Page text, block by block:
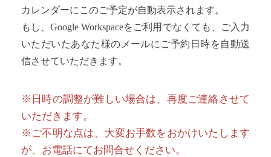
カレンダーにこのご予定が自動表示されます。
もし、Google Workspaceをご利用でなくても、ご入力
いただいたあなた様のメールにご予約日時を自動送
信させていただきます。
※日時の調整が難しい場合は、再度ご連絡させて
いただきます。
※ご不明な点は、大変お手数をおかけいたします
が、お電話にてお問合せください。